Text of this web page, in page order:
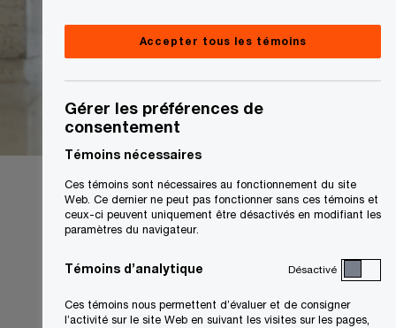
Accepter tous les témoins
Gérer les préférences de
consentement
Témoins nécessaires
Ces témoins sont nécessaires au fonctionnement du site
Web. Ce dernier ne peut pas fonctionner sans ces témoins et
ceux-ci peuvent uniquement être désactivés en modifiant les
paramètres du navigateur.
Témoins d’analytique Désactivé
Ces témoins nous permettent d’évaluer et de consigner
l’activité sur le site Web en suivant les visites sur les pages,